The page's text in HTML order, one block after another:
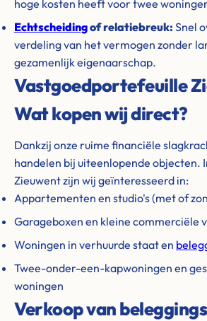
hoge kosten heeft voor twee
Echtscheidingof relatiebreuk: Snel
verdeling van het vermogen zonder
gezamenlijk eigenaarschap.
Vastgoedportefeuille
Wat kopen wij direct?
Dankzij onze ruime financiële
handelen bij uiteenlopende objecten.
Zieuwent zijn wij geïnteresseerd in:
Appartementen en studio's (met of
Garageboxen en kleine commerciële
Woningen in verhuurde staat en
Twee-onder-een-kapwoningen en
woningen
Verkoop van